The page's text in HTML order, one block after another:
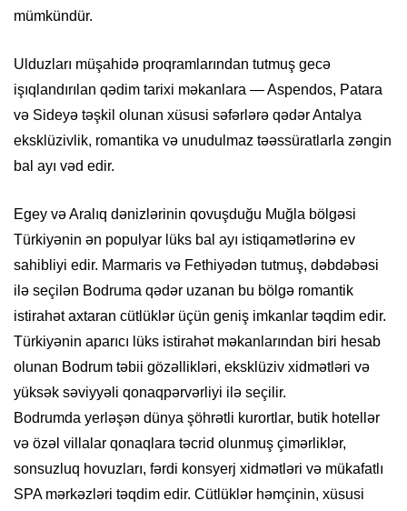
mümkündür.
Ulduzları müşahidə proqramlarından tutmuş gecə
işıqlandırılan qədim tarixi məkanlara — Aspendos, Patara
və Sideyə təşkil olunan xüsusi səfərlərə qədər Antalya
eksklüzivlik, romantika və unudulmaz təəssüratlarla zəngin
bal ayı vəd edir.
Egey və Aralıq dənizlərinin qovuşduğu Muğla bölgəsi
Türkiyənin ən populyar lüks bal ayı istiqamətlərinə ev
sahibliyi edir. Marmaris və Fethiyədən tutmuş, dəbdəbəsi
ilə seçilən Bodruma qədər uzanan bu bölgə romantik
istirahət axtaran cütlüklər üçün geniş imkanlar təqdim edir.
Türkiyənin aparıcı lüks istirahət məkanlarından biri hesab
olunan Bodrum təbii gözəllikləri, eksklüziv xidmətləri və
yüksək səviyyəli qonaqpərvərliyi ilə seçilir.
Bodrumda yerləşən dünya şöhrətli kurortlar, butik hotellər
və özəl villalar qonaqlara təcrid olunmuş çimərliklər,
sonsuzluq hovuzları, fərdi konsyerj xidmətləri və mükafatlı
SPA mərkəzləri təqdim edir. Cütlüklər həmçinin, xüsusi